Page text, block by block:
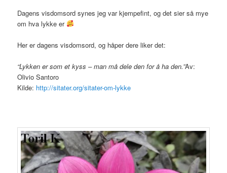
Dagens visdomsord synes jeg var kjempefint, og det sier så mye
om hva lykke er
Her er dagens visdomsord, og håper dere liker det:
“Lykken er som et kyss – man må dele den for å ha den.”Av:
Olivio Santoro
Kilde: http://sitater.org/sitater-om-lykke